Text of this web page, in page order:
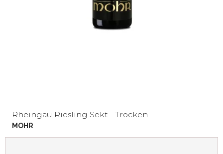
Rheingau Riesling Sekt - Trocken
MOHR